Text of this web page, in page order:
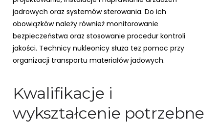
jadrowych oraz systemów sterowania. Do ich
obowiązków należy również monitorowanie
bezpieczeństwa oraz stosowanie procedur kontroli
jakości. Technicy nukleonicy służa tez pomoc przy
organizacji transportu materiałów jadowych.
Kwalifikacje i
wykształcenie potrzebne